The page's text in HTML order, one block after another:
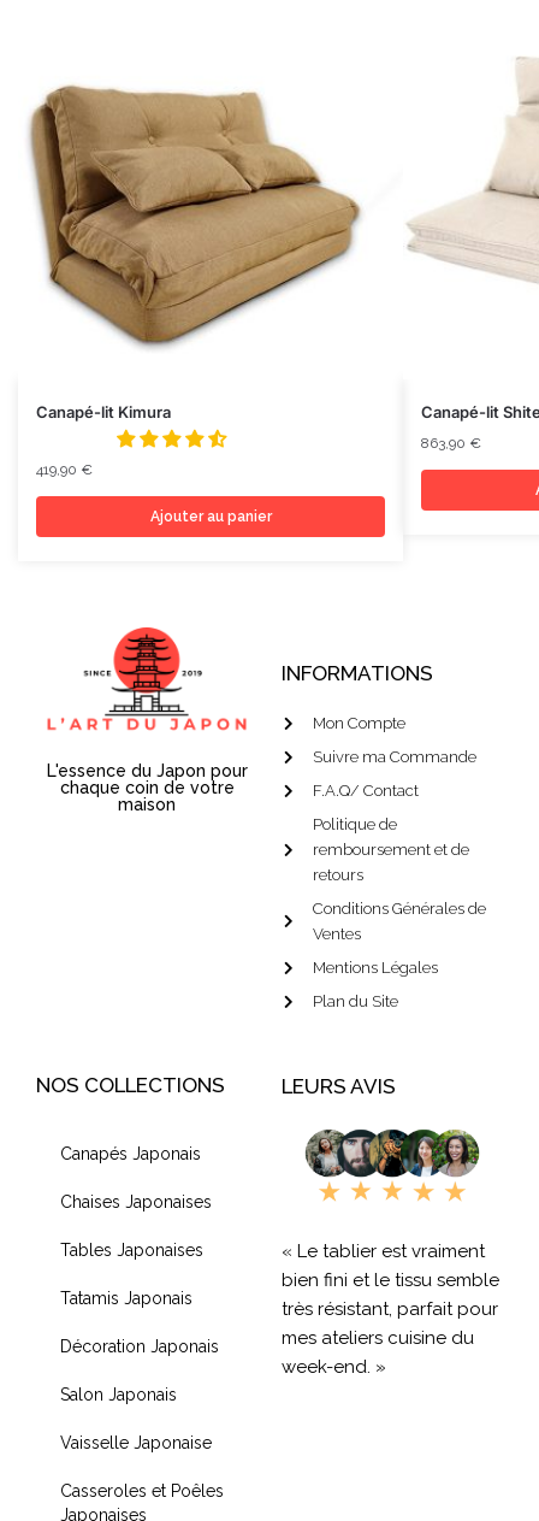
Canapé-lit Kimura
419,90 €
Ajouter au panier
Canapé-lit
863,90 €
L'essence du Japon pour
chaque coin de votre
maison
INFORMATIONS
Mon Compte
Suivre ma Commande
F.A.Q/ Contact
Politique de
remboursement et de
retours
Conditions Générales de
Ventes
Mentions Légales
Plan du Site
NOS COLLECTIONS
Canapés Japonais
Chaises Japonaises
Tables Japonaises
Tatamis Japonais
Décoration Japonais
Salon Japonais
Vaisselle Japonaise
Casseroles et Poêles
Japonaises
LEURS AVIS
« Le tablier est vraiment
bien fini et le tissu semble
très résistant, parfait pour
mes ateliers cuisine du
week-end. »